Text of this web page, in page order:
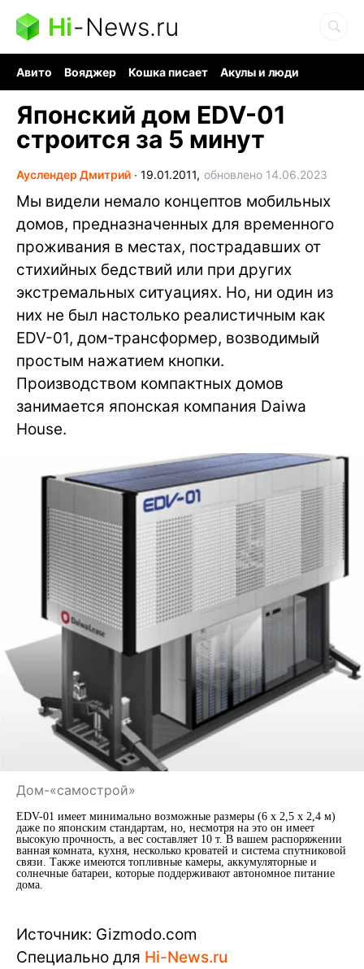
Hi-News.ru
Авито Вояджер Кошка писает
Акулы и люди
Японский дом EDV-01
строится за 5 минут
Ауслендер Дмитрий ∙ 19.01.2011, обновлено 14.06.2023
Мы видели немало концептов мобильных
домов, предназначенных для временного
проживания в местах, пострадавших от
стихийных бедствий или при других
экстремальных ситуациях. Но, ни один из
них не был настолько реалистичным как
EDV-01, дом-трансформер, возводимый
простым нажатием кнопки.
Производством компактных домов
занимается японская компания Daiwa
House.
Дом-«самострой»
EDV-01 имеет минимально возможные размеры (6 х 2,5 х 2,4 м)
даже по японским стандартам, но, несмотря на это он имеет
высокую прочность, а вес составляет 10 т. В вашем распоряжении
ванная комната, кухня, несколько кроватей и система спутниковой
связи. Также имеются топливные камеры, аккумуляторные и
солнечные батареи, которые поддерживают автономное питание
дома.
Источник: Gizmodo.com
Специально для Hi-News.ru